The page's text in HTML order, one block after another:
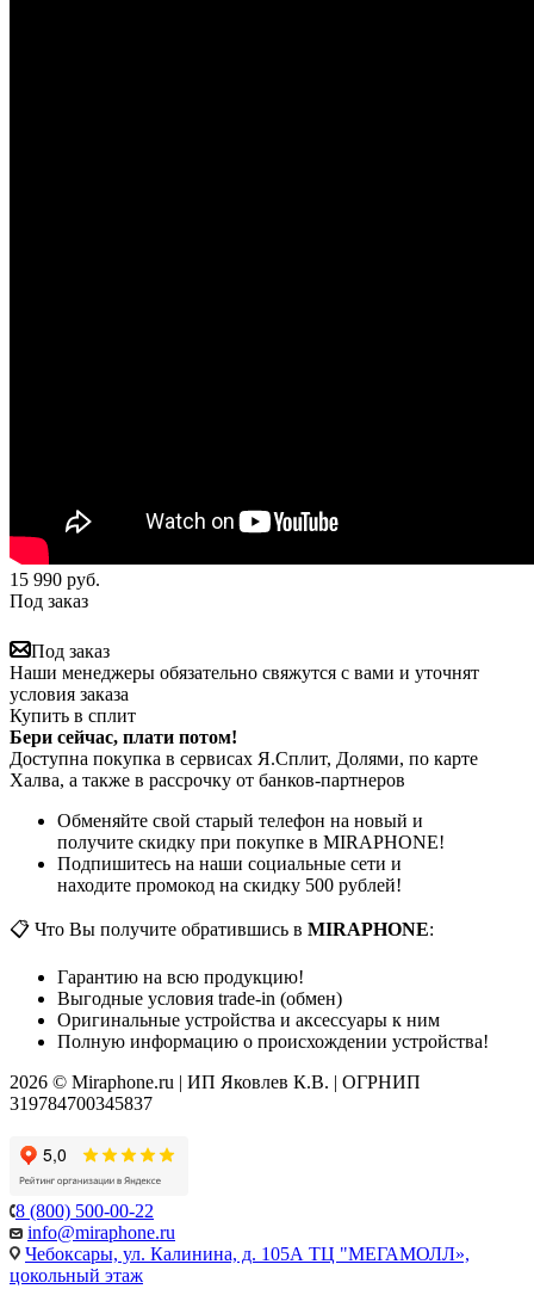
15 990 руб.
Под заказ
Под заказ
Наши менеджеры обязательно свяжутся с вами и уточнят
условия заказа
Купить в сплит
Бери сейчас, плати потом!
Доступна покупка в сервисах Я.Сплит, Долями, по карте
Халва, а также в рассрочку от банков-партнеров
Обменяйте свой старый телефон на новый и
получите скидку при покупке в MIRAPHONE!
Подпишитесь на наши социальные сети и
находите промокод на скидку 500 рублей!
📋 Что Вы получите обратившись в MIRAPHONE:
Гарантию на всю продукцию!
Выгодные условия trade-in (обмен)
Оригинальные устройства и аксессуары к ним
Полную информацию о происхождении устройства!
2026 © Miraphone.ru | ИП Яковлев К.В. | ОГРНИП
319784700345837
8 (800) 500-00-22
info@miraphone.ru
Чебоксары, ул. Калинина, д. 105А ТЦ "МЕГАМОЛЛ»,
цокольный этаж